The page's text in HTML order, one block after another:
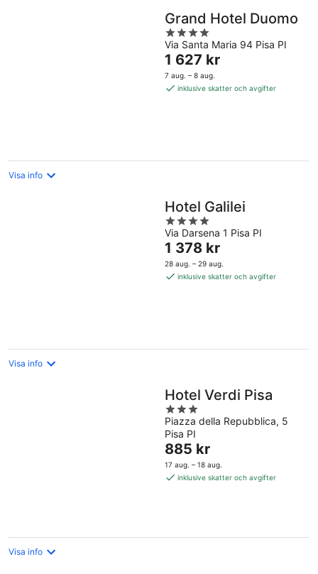
Grand Hotel Duomo
4
out
of
5
Via Santa Maria 94 Pisa PI
Priset
är
1 627 kr
1 627 kr
7 aug. – 8 aug.
inklusive skatter och avgifter
Visa info
Hotel Galilei
4
out
of
5
Via Darsena 1 Pisa PI
Priset
är
1 378 kr
1 378 kr
28 aug. – 29 aug.
inklusive skatter och avgifter
Visa info
Hotel Verdi Pisa
3
out
of
5
Piazza della Repubblica, 5
Pisa PI
Priset
är
885 kr
885 kr
17 aug. – 18 aug.
inklusive skatter och avgifter
Visa info